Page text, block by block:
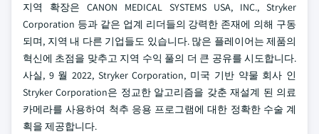
지역 확장은 CANON MEDICAL SYSTEMS USA, INC., Stryker
Corporation 등과 같은 업계 리더들의 강력한 존재에 의해 구동
되며, 지역 내 다른 기업들도 있습니다. 많은 플레이어는 제품의
혁신에 초점을 맞추고 지역 수익 풀의 더 큰 공유를 시도합니다.
사실, 9 월 2022, Stryker Corporation, 미국 기반 약물 회사 인
Stryker Corporation은 정교한 알고리즘을 갖춘 재설계 된 의료
카메라를 사용하여 척추 응용 프로그램에 대한 정확한 수술 계
획을 제공합니다.